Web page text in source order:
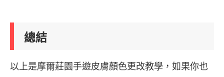
總結
以上是摩爾莊園手遊皮膚顏色更改教學，如果你也